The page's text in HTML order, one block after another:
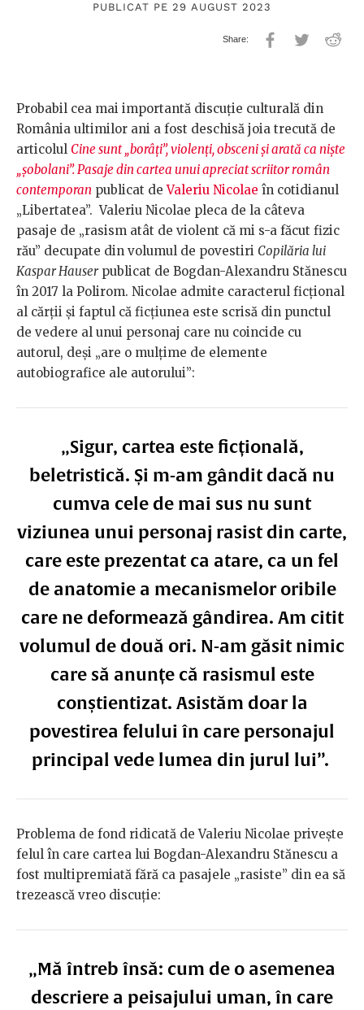
PUBLICAT PE 29 AUGUST 2023
Probabil cea mai importantă discuție culturală din
România ultimilor ani a fost deschisă joia trecută de
articolul Cine sunt „borâți”, violenți, obsceni și arată ca niște
„șobolani”. Pasaje din cartea unui apreciat scriitor român
contemporan publicat deValeriu Nicolae în cotidianul
„Libertatea”. Valeriu Nicolae pleca de la câteva
pasaje de „rasism atât de violent că mi s-a făcut fizic
rău” decupate din volumul de povestiri Copilăria lui
Kaspar Hauserpublicat de Bogdan-Alexandru Stănescu
în 2017 la Polirom. Nicolae admite caracterul ficțional
al cărții și faptul că ficțiunea este scrisă din punctul
de vedere al unui personaj care nu coincide cu
autorul, deși „are o mulțime de elemente
autobiografice ale autorului”:
„Sigur, cartea este ficțională,
beletristică. Și m-am gândit dacă nu
cumva cele de mai sus nu sunt
viziunea unui personaj rasist din carte,
care este prezentat ca atare, ca un fel
de anatomie a mecanismelor oribile
care ne deformează gândirea. Am citit
volumul de două ori. N-am găsit nimic
care să anunțe că rasismul este
conștientizat. Asistăm doar la
povestirea felului în care personajul
principal vede lumea din jurul lui”.
Problema de fond ridicată de Valeriu Nicolae privește
felul în care cartea lui Bogdan-Alexandru Stănescu a
fost multipremiată fără ca pasajele „rasiste” din ea să
trezească vreo discuție:
„Mă întreb însă: cum de o asemenea
descriere a peisajului uman, în care